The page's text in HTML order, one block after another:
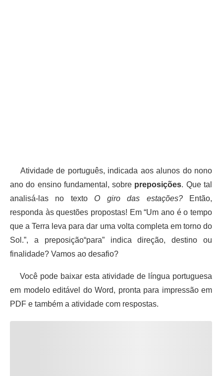
Atividade de português, indicada aos alunos do nono
ano do ensino fundamental, sobre preposições. Que tal
analisá-las no texto O giro das estações?Então,
responda às questões propostas! Em “Um ano é o tempo
que a Terra leva para dar uma volta completa em torno do
Sol.”, a preposição“para” indica direção, destino ou
finalidade? Vamos ao desafio?
Você pode baixar esta atividade de língua portuguesa
em modelo editável do Word, pronta para impressão em
PDF e também a atividade com respostas.